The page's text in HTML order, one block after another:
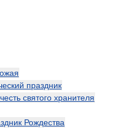
праздник
святого хранителя
Рождества